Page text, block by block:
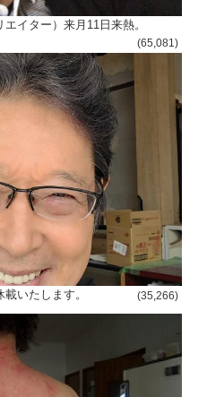
イター）来月11日来熱。
(65,081)
いたします。 (35,266)